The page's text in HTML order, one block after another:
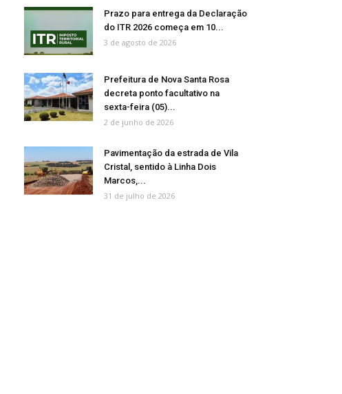
Prazo para entrega da Declaração
do ITR 2026 começa em 10...
3 de agosto de 2026
Prefeitura de Nova Santa Rosa
decreta ponto facultativo na
sexta-feira (05)...
2 de junho de 2026
Pavimentação da estrada de Vila
Cristal, sentido à Linha Dois
Marcos,...
31 de julho de 2026